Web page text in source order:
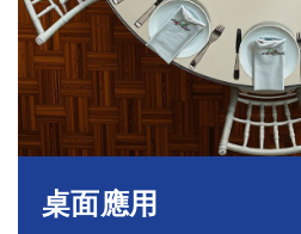
桌面應用